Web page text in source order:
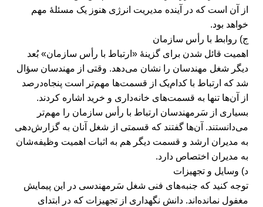
از آن است که در آینده مدیریت انرژی هنوز یک مسئلۀ مهم
خواهد بود.
ج) روابط با رأس سازمان
اهمیت قائل شدن برای گزینۀ «ارتباط با رأس سازمان» بُعد
دیگر شغل مهندسان را نشان می‌دهد. وقتی از مهندسان سؤال
شد که ارتباط با کدام‌یک از قسمت‌ها مهم‌تر است پنجاه‌درصد
از آن‌ها تنها به قسمت‌های خانه‌داری و خرید اشاره کردند.
بسیاری از سَرمهندسان ارتباط با رأس سازمان را مهم‌تر
می‌دانستند. آن‌ها گفتند که قسمتی از شغل آنان به گزارش‌دهی
به مدیران ارشد و قسمت دیگر هم به اثبات اهمیت وظیفه‌شان
به مدیران اختصاص دارد.
د) وسایل و تجهیزات
توجه کنید که جنبه‌های فنی شغل سَرمهندسی در این پیمایش
مغفول نمانده‌اند. دانش نگهداری از تجهیزات که در ابتدای